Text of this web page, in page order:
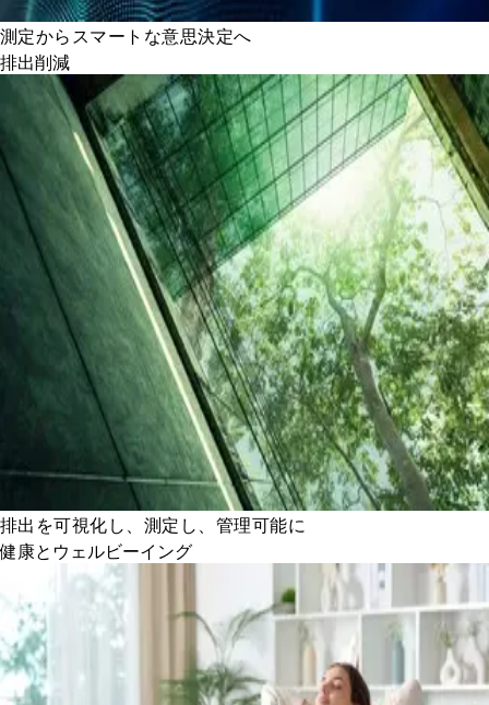
測定からスマートな意思決定へ
排出削減
排出を可視化し、測定し、管理可能に
健康とウェルビーイング